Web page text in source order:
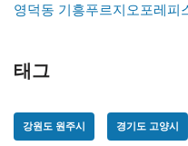
영덕동 기흥푸르지오포레피
태그
강원도 원주시 경기도 고양시